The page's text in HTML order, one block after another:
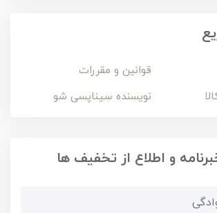
قوانین و مقررات
نویسنده سیناپسی شو
و اطلاع از تخفیف ها